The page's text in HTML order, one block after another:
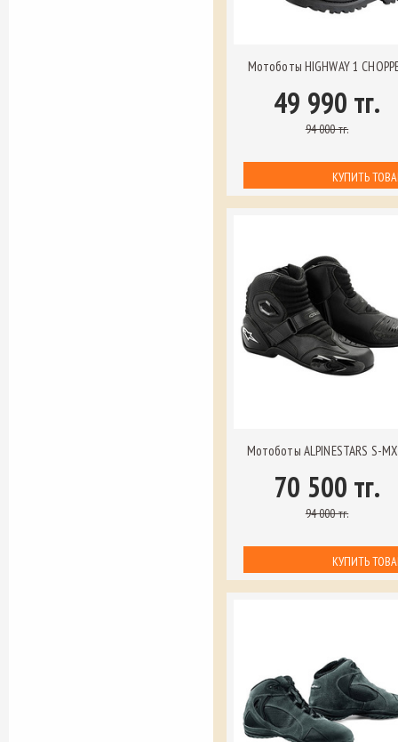
Мотоботы HIGHWAY 1
49 990 тг.
94 000 тг.
Мотоботы ALPINESTARS S-
70 500 тг.
94 000 тг.